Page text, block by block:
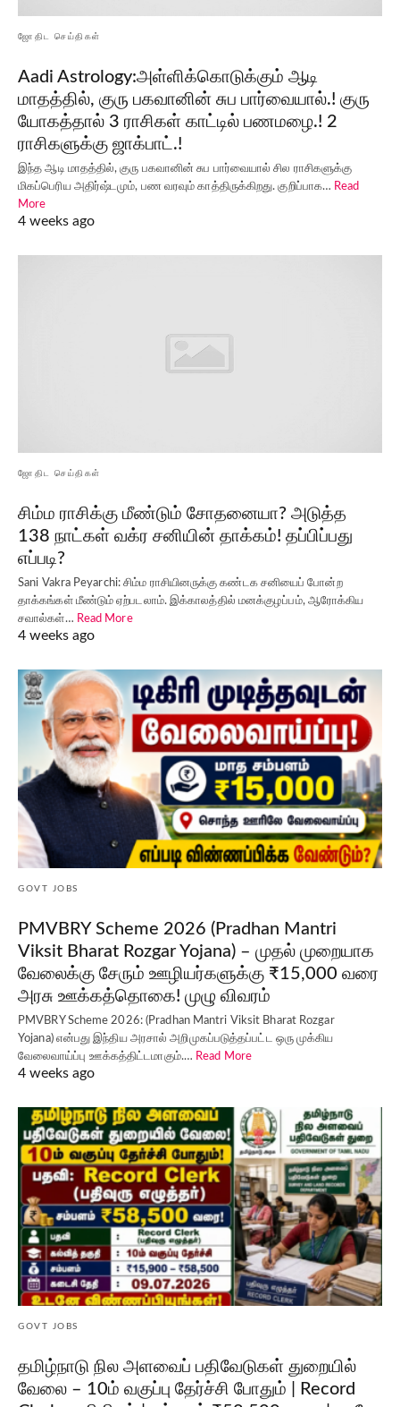
ஜோதிட செய்திகள்
Aadi Astrology:அள்ளிக்கொடுக்கும் ஆடி
மாதத்தில், குரு பகவானின் சுப பார்வையால்.! குரு
யோகத்தால் 3 ராசிகள் காட்டில் பணமழை.! 2
ராசிகளுக்கு ஜாக்பாட்.!
இந்த ஆடி மாதத்தில், குரு பகவானின் சுப பார்வையால் சில ராசிகளுக்கு
மிகப்பெரிய அதிர்ஷ்டமும், பண வரவும் காத்திருக்கிறது. குறிப்பாக… Read
More
4 weeks ago
ஜோதிட செய்திகள்
சிம்ம ராசிக்கு மீண்டும் சோதனையா? அடுத்த
138 நாட்கள் வக்ர சனியின் தாக்கம்! தப்பிப்பது
எப்படி?
Sani Vakra Peyarchi: சிம்ம ராசியினருக்கு கண்டக சனியைப் போன்ற
தாக்கங்கள் மீண்டும் ஏற்படலாம். இக்காலத்தில் மனக்குழப்பம், ஆரோக்கிய
சவால்கள்… Read More
4 weeks ago
GOVT JOBS
PMVBRY Scheme 2026 (Pradhan Mantri
Viksit Bharat Rozgar Yojana) – முதல் முறையாக
வேலைக்கு சேரும் ஊழியர்களுக்கு ₹15,000 வரை
அரசு ஊக்கத்தொகை! முழு விவரம்
PMVBRY Scheme 2026: (Pradhan Mantri Viksit Bharat Rozgar
Yojana) என்பது இந்திய அரசால் அறிமுகப்படுத்தப்பட்ட ஒரு முக்கிய
வேலைவாய்ப்பு ஊக்கத்திட்டமாகும்.… Read More
4 weeks ago
GOVT JOBS
தமிழ்நாடு நில அளவைப் பதிவேடுகள் துறையில்
வேலை – 10ம் வகுப்பு தேர்ச்சி போதும் | Record